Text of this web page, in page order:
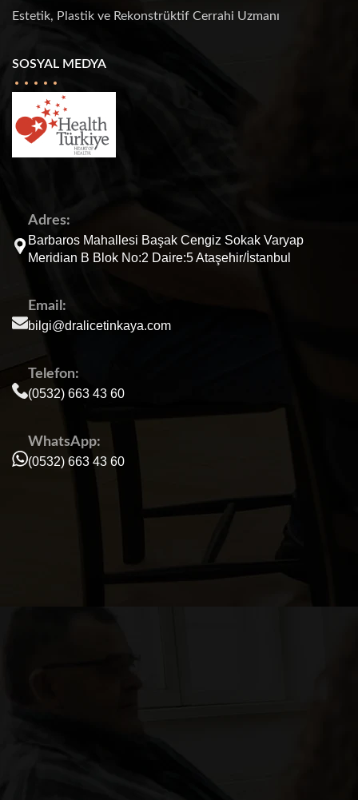
Estetik, Plastik ve Rekonstrüktif Cerrahi Uzmanı
SOSYAL MEDYA
Adres:
Barbaros Mahallesi Başak Cengiz Sokak Varyap
Meridian B Blok No:2 Daire:5 Ataşehir/İstanbul
Email:
bilgi@dralicetinkaya.com
Telefon:
(0532) 663 43 60
WhatsApp:
(0532) 663 43 60